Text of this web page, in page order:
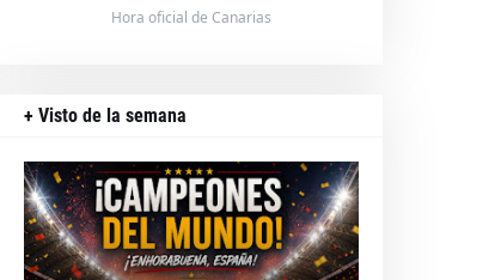
Hora oficial de Canarias
+ Visto de la semana